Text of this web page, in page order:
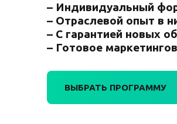
– Индивидуальный
– Отраслевой опыт в
– С гарантией новых
– Готовое
ВЫБРАТЬ ПРОГРАММУ